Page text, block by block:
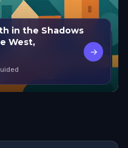
in the Shadows
West,
→